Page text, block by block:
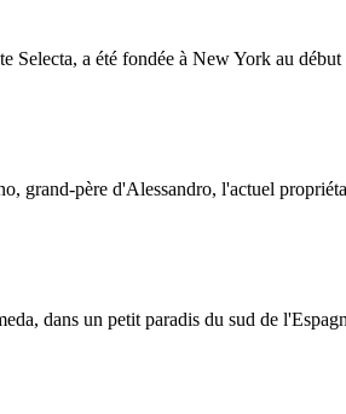
Selecta, a été fondée à New York au
grand-père d'Alessandro, l'actuel
dans un petit paradis du sud de